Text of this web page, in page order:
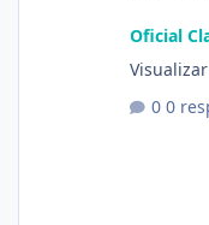
Oficial
0